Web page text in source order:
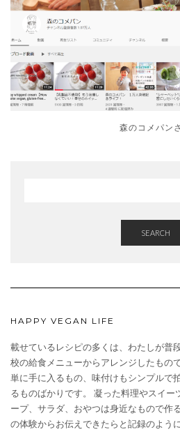
森のコメパン
SEARCH
HAPPY VEGAN LIFE
載せているレシピの多くは、わたしが普
校の給食メニューからアレンジしたもの
単に手に入るもの、味付けもシンプルで
るものばかりです。 凝った料理やスイー
ープ、サラダ、おやつは身近なもので作
の体験からお伝えできたらと記録のよう